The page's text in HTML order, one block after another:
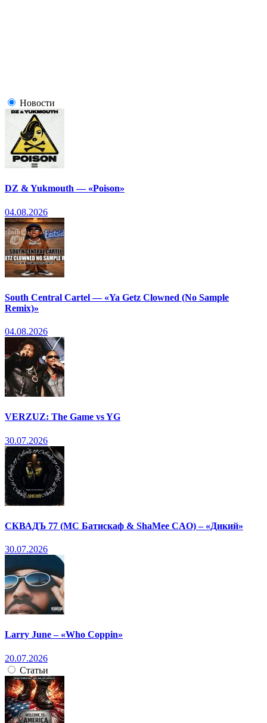
Новости
DZ & Yukmouth — «Poison»
04.08.2026
South Central Cartel — «Ya Getz Clowned (No Sample
Remix)»
04.08.2026
VERZUZ: The Game vs YG
30.07.2026
СКВАДЪ 77 (МС Батискаф & ShaMee CAO) – «Дикий»
30.07.2026
Larry June – «Who Coppin»
20.07.2026
Статьи